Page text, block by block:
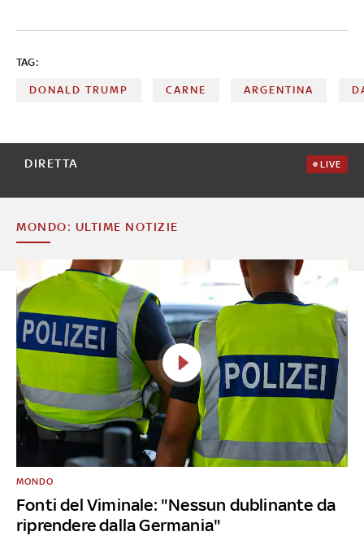
TAG:
DONALD TRUMP CARNE ARGENTINA
DIRETTA LIVE
MONDO: ULTIME NOTIZIE
Fonti del Viminale: "Nessun dublinante da
riprendere dalla Germania"
MONDO